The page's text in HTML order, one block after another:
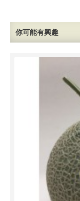
你可能有興趣